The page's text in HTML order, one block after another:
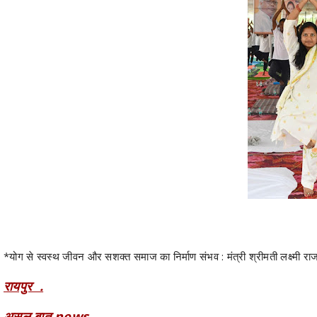
*योग से स्वस्थ जीवन और सशक्त समाज का निर्माण संभव : मंत्री श्रीमती लक्ष्मी
रायपुर .